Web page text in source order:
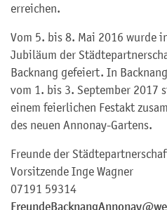
erreichen.
Vom 5. bis 8. Mai 2016 wurde
Jubiläum der
Backnang gefeiert. In
vom 1. bis 3. September 2017
einem feierlichen Festakt
des neuen Annonay-Gartens.
Freunde der
Vorsitzende Inge Wagner
07191 59314